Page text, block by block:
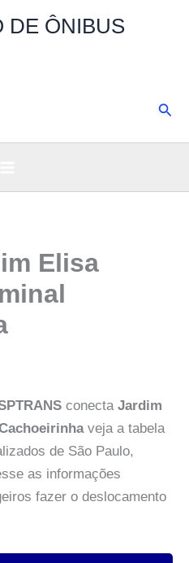
DE ÔNIBUS
Elisa
conecta Jardim
veja a tabela
de São Paulo,
as informações
fazer o deslocamento